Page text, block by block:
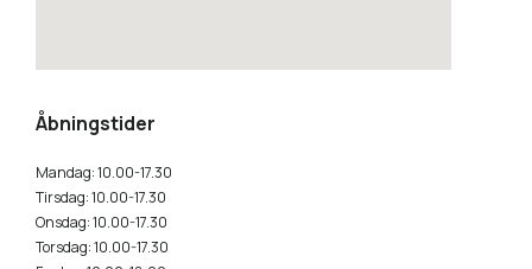
Åbningstider
Mandag: 10.00-17.30
Tirsdag: 10.00-17.30
Onsdag: 10.00-17.30
Torsdag: 10.00-17.30